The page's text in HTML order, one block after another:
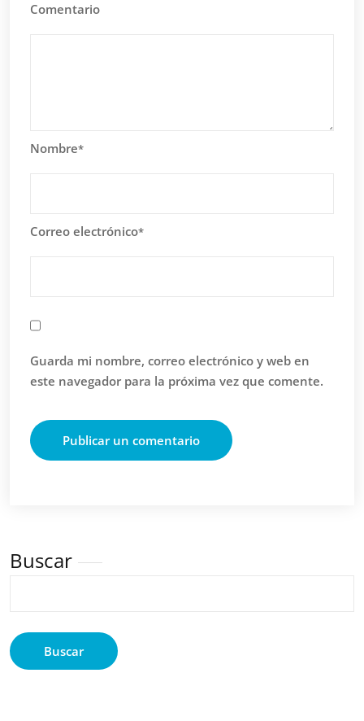
Comentario
Nombre*
Correo electrónico*
Guarda mi nombre, correo electrónico y web en
este navegador para la próxima vez que comente.
Buscar
Buscar